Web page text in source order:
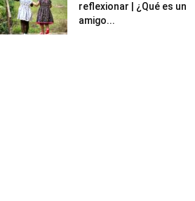
reflexionar | ¿Qué es un
amigo...